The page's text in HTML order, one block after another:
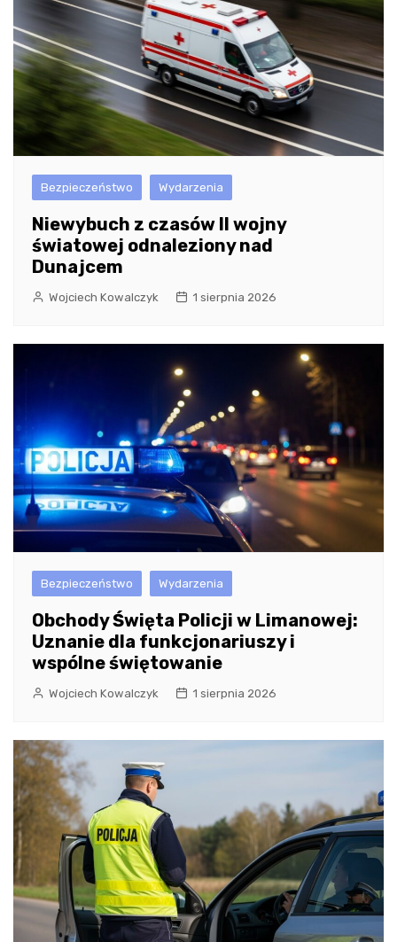
Bezpieczeństwo Wydarzenia
Niewybuch z czasów II wojny
światowej odnaleziony nad
Dunajcem
Wojciech Kowalczyk 1 sierpnia 2026
Bezpieczeństwo Wydarzenia
Obchody Święta Policji w Limanowej:
Uznanie dla funkcjonariuszy i
wspólne świętowanie
Wojciech Kowalczyk 1 sierpnia 2026